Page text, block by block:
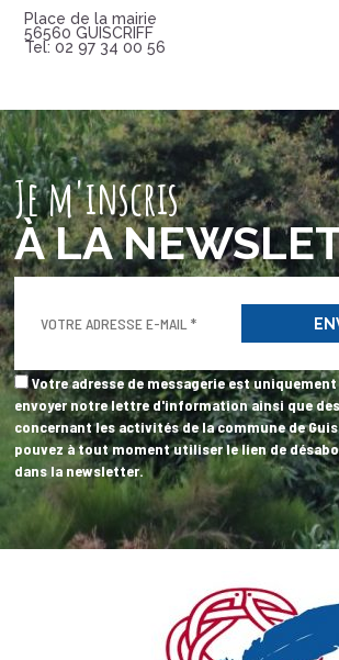
Place de la mairie
56560 GUISCRIFF
Tel: 02 97 34 00 56
Votre adresse de messagerie est
envoyer notre lettre d'information ainsi que
concernant les activités de la commune de
pouvez à tout moment utiliser le lien de
dans la newsletter.
Je m'inscris
À LA